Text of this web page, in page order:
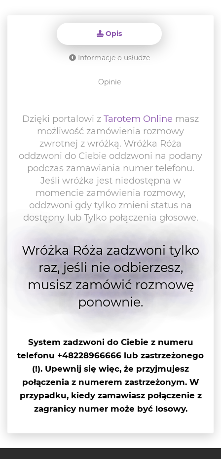
Opis
Informacje o usłudze
Opinie
Dzięki portalowi z Tarotem Online masz
możliwość zamówienia rozmowy
zwrotnej z wróżką. Wróżka Róża
oddzwoni do Ciebie oddzwoni na podany
podczas zamawiania numer telefonu.
Jeśli wróżka jest niedostępna w
momencie zamówienia rozmowy,
oddzwoni gdy tylko zmieni status na
dostępny lub Tylko połączenia głosowe.
Wróżka Róża zadzwoni tylko
raz, jeśli nie odbierzesz,
musisz zamówić rozmowę
ponownie.
System zadzwoni do Ciebie z numeru
telefonu +48228966666 lub zastrzeżonego
(!). Upewnij się więc, że przyjmujesz
połączenia z numerem zastrzeżonym. W
przypadku, kiedy zamawiasz połączenie z
zagranicy numer może być losowy.